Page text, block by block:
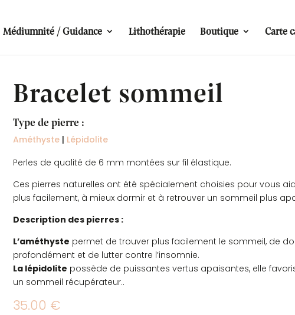
Médiumnité / Guidance Lithothérapie Boutique Carte
Bracelet sommeil
Type de pierre :
Améthyste | Lépidolite
Perles de qualité de 6 mm montées sur fil élastique.
Ces pierres naturelles ont été spécialement choisies pour vous
plus facilement, à mieux dormir et à retrouver un sommeil plus
Description des pierres :
L’améthyste permet de trouver plus facilement le sommeil, de
profondément et de lutter contre l’insomnie.
La lépidolite possède de puissantes vertus apaisantes, elle
un sommeil récupérateur..
35.00 €